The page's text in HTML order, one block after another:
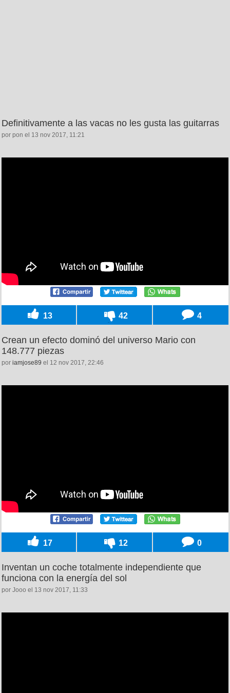
Definitivamente a las vacas no les gusta las guitarras
por pon el 13 nov 2017, 11:21
13 42 4
Crean un efecto dominó del universo Mario con
148.777 piezas
por iamjose89 el 12 nov 2017, 22:46
17 12 0
Inventan un coche totalmente independiente que
funciona con la energía del sol
por Jooo el 13 nov 2017, 11:33